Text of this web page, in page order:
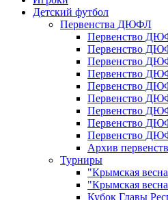
Детский футбол
Первенства ДЮФЛ
Первенство
Первенство
Первенство
Первенство
Первенство
Первенство
Первенство
Первенство
Первенство
Архив
Турниры
"Крымская
"Крымская
Кубок Главы